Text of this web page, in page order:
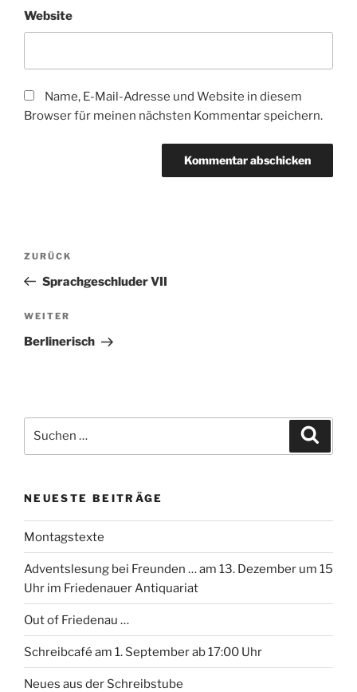
Website
Name, E-Mail-Adresse und Website in diesem
Browser für meinen nächsten Kommentar speichern.
Beitragsnavigation
Vorheriger
Beitrag
ZURÜCK
Sprachgeschluder VII
Nächster
Beitrag
WEITER
Berlinerisch
nach:
NEUESTE BEITRÄGE
Montagstexte
Adventslesung bei Freunden … am 13. Dezember um 15
Uhr im Friedenauer Antiquariat
Out of Friedenau …
Schreibcafé am 1. September ab 17:00 Uhr
Neues aus der Schreibstube